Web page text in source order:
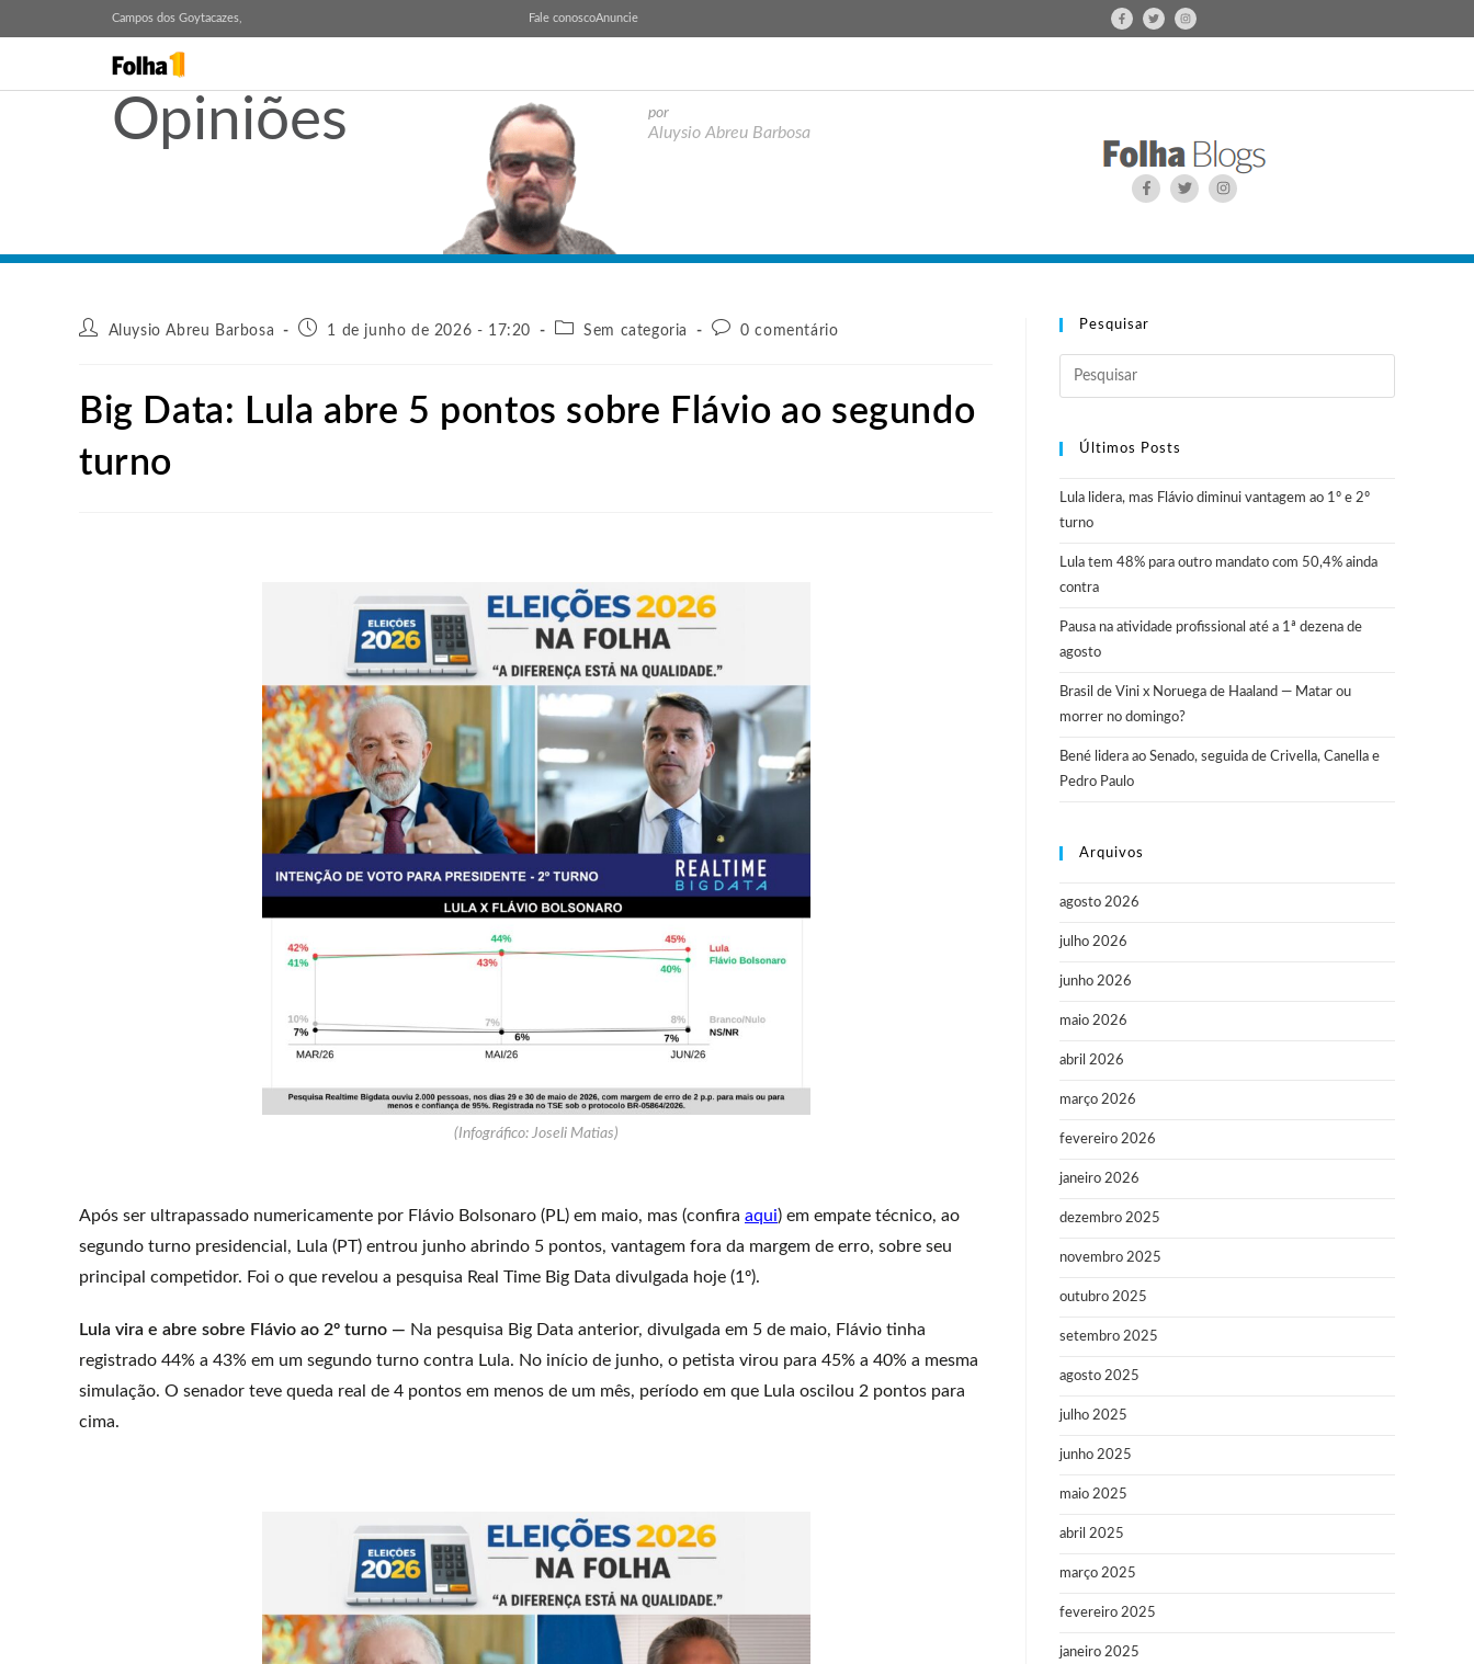
Campos dos Goytacazes, Fale conoscoAnuncie
Opiniões por
Aluysio Abreu Barbosa
Aluysio Abreu Barbosa 1 de junho de 2026 - 17:20 Sem categoria 0 comentário
Big Data: Lula abre 5 pontos sobre Flávio ao segundo
turno
(Infográfico: Joseli Matias)
Após ser ultrapassado numericamente por Flávio Bolsonaro (PL) em maio, mas (confira aqui) em empate técnico, ao
segundo turno presidencial, Lula (PT) entrou junho abrindo 5 pontos, vantagem fora da margem de erro, sobre seu
principal competidor. Foi o que revelou a pesquisa Real Time Big Data divulgada hoje (1º).
Lula vira e abre sobre Flávio ao 2º turno — Na pesquisa Big Data anterior, divulgada em 5 de maio, Flávio tinha
registrado 44% a 43% em um segundo turno contra Lula. No início de junho, o petista virou para 45% a 40% a mesma
simulação. O senador teve queda real de 4 pontos em menos de um mês, período em que Lula oscilou 2 pontos para
cima.
Pesquisar
Últimos Posts
Lula lidera, mas Flávio diminui vantagem ao 1º e 2º
turno
Lula tem 48% para outro mandato com 50,4% ainda
contra
Pausa na atividade profissional até a 1ª dezena de
agosto
Brasil de Vini x Noruega de Haaland — Matar ou
morrer no domingo?
Bené lidera ao Senado, seguida de Crivella, Canella e
Pedro Paulo
Arquivos
agosto 2026
julho 2026
junho 2026
maio 2026
abril 2026
março 2026
fevereiro 2026
janeiro 2026
dezembro 2025
novembro 2025
outubro 2025
setembro 2025
agosto 2025
julho 2025
junho 2025
maio 2025
abril 2025
março 2025
fevereiro 2025
janeiro 2025